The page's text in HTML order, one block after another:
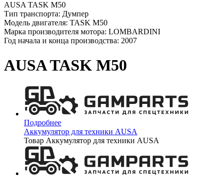
AUSA TASK M50
Тип транспорта: Думпер
Модель двигателя: TASK M50
Марка производителя мотора: LOMBARDINI
Год начала и конца производства: 2007
AUSA TASK M50
Подробнее
Аккумулятор для техники AUSA
Товар Аккумулятор для техники AUSA